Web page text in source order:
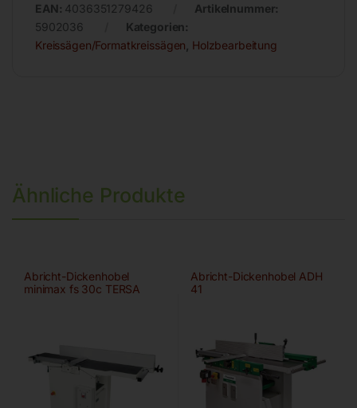
EAN: 4036351279426
Artikelnummer:
5902036
Kategorien:
Kreissägen/Formatkreissägen Holzbearbeitung
Ähnliche Produkte
Abricht-Dickenhobel
minimax fs 30c TERSA
Abricht-Dickenhobel ADH
41